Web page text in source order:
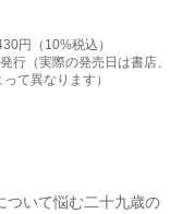
円（10%税込）
行（実際の発売日は書店、
て異なります）
ついて悩む二十九歳の